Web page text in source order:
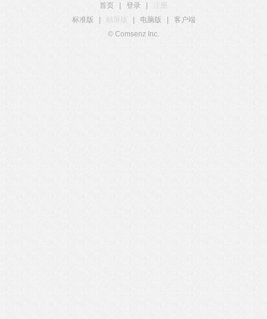
首页 登录
注册
标准版
触屏版 电脑版
客户端
© Comsenz Inc.